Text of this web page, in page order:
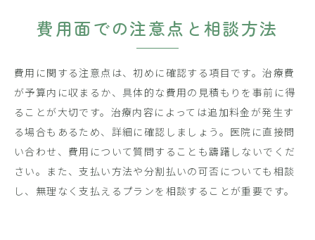
費用面での注意点と相談方法
費用に関する注意点は、初めに確認する項目です。治療費
が予算内に収まるか、具体的な費用の見積もりを事前に得
ることが大切です。治療内容によっては追加料金が発生す
る場合もあるため、詳細に確認しましょう。医院に直接問
い合わせ、費用について質問することも躊躇しないでくだ
さい。また、支払い方法や分割払いの可否についても相談
し、無理なく支払えるプランを相談することが重要です。